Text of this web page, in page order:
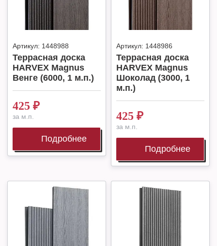
Артикул: 1448988
Террасная доска
HARVEX Magnus
Венге (6000, 1 м.п.)
425 ₽
за м.п.
Подробнее
Артикул: 1448986
Террасная доска
HARVEX Magnus
Шоколад (3000, 1
м.п.)
425 ₽
за м.п.
Подробнее